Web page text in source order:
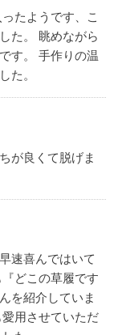
たようです、こ
た。
眺めながら
す。
手作りの温
た。
が良くて脱げま
速喜んではいて
どこの草履です
を紹介していま
用させていただ